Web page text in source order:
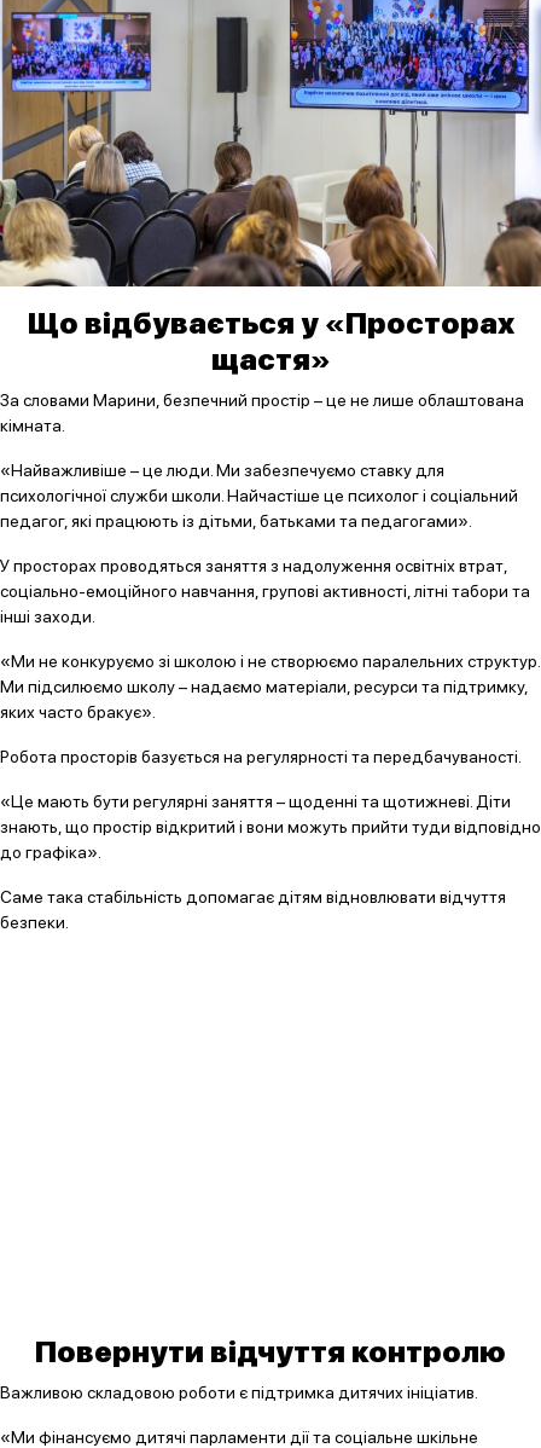
Що відбувається у «Просторах
щастя»
За словами Марини, безпечний простір – це не лише облаштована
кімната.
«Найважливіше – це люди. Ми забезпечуємо ставку для
психологічної служби школи. Найчастіше це психолог і соціальний
педагог, які працюють із дітьми, батьками та педагогами».
У просторах проводяться заняття з надолуження освітніх втрат,
соціально-емоційного навчання, групові активності, літні табори та
інші заходи.
«Ми не конкуруємо зі школою і не створюємо паралельних структур.
Ми підсилюємо школу – надаємо матеріали, ресурси та підтримку,
яких часто бракує».
Робота просторів базується на регулярності та передбачуваності.
«Це мають бути регулярні заняття – щоденні та щотижневі. Діти
знають, що простір відкритий і вони можуть прийти туди відповідно
до графіка».
Саме така стабільність допомагає дітям відновлювати відчуття
безпеки.
Повернути відчуття контролю
Важливою складовою роботи є підтримка дитячих ініціатив.
«Ми фінансуємо дитячі парламенти дії та соціальне шкільне